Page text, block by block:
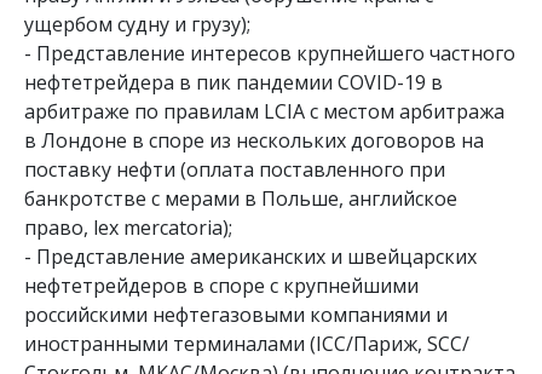
ущербом судну и грузу);
- Представление интересов крупнейшего частного
нефтетрейдера в пик пандемии COVID-19 в
арбитраже по правилам LCIA с местом арбитража
в Лондоне в споре из нескольких договоров на
поставку нефти (оплата поставленного при
банкротстве с мерами в Польше, английское
право, lex mercatoria);
- Представление американских и швейцарских
нефтетрейдеров в споре с крупнейшими
российскими нефтегазовыми компаниями и
иностранными терминалами (ICC/Париж, SCC/